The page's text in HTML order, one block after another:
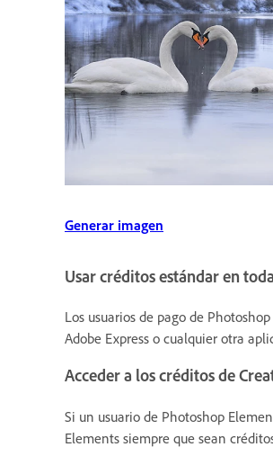
Generar imagen
Usar créditos estándar en
Los usuarios de pago de
Adobe Express o cualquier otra
Acceder a los créditos de
Si un usuario de Photoshop
Elements siempre que sean